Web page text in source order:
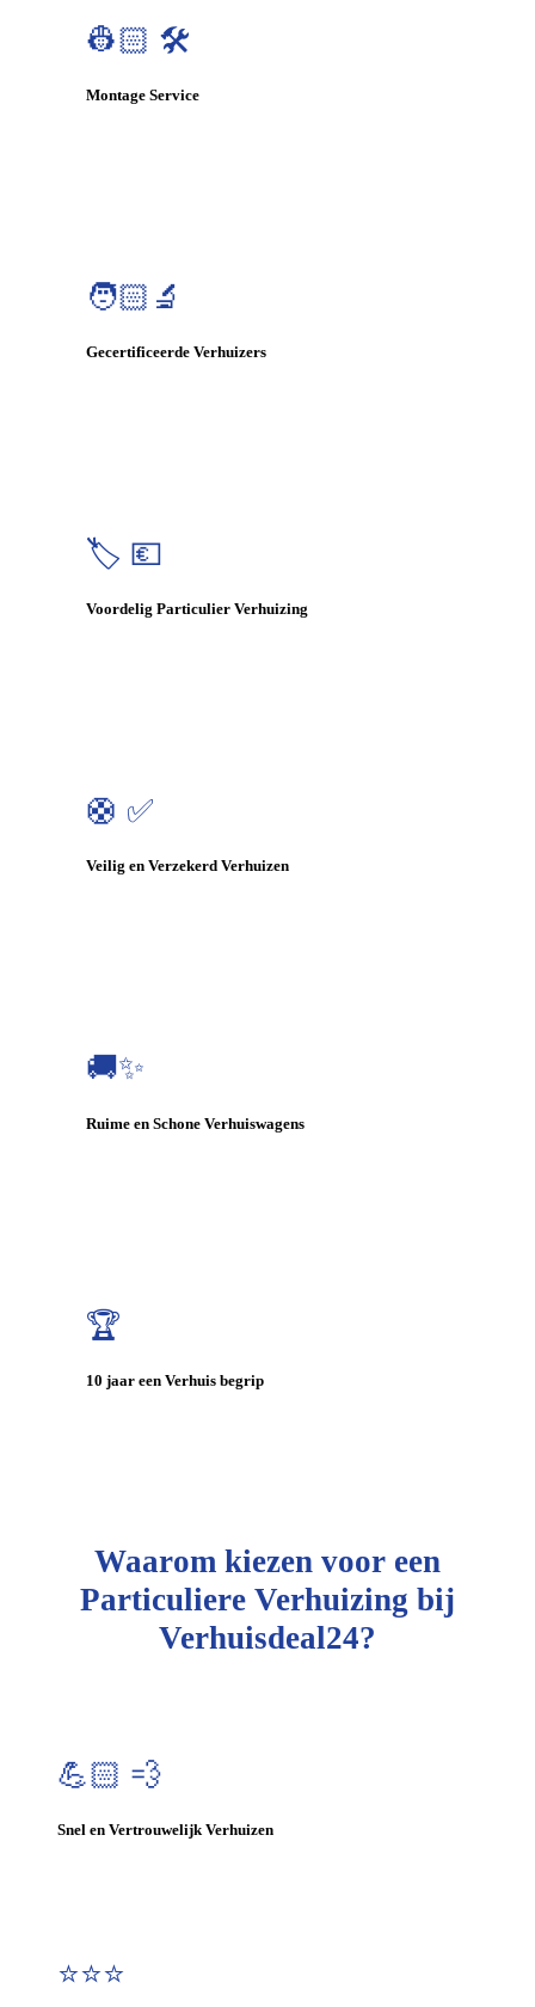
👷🏻 🛠️
Montage Service
🧑🏻‍🔬
Gecertificeerde Verhuizers
🏷️ 💶
Voordelig Particulier Verhuizing
🛟 ✅
Veilig en Verzekerd Verhuizen
🚚✨
Ruime en Schone Verhuiswagens
🏆
10 jaar een Verhuis begrip
Waarom kiezen voor een
Particuliere Verhuizing bij
Verhuisdeal24?
💪🏻 💨
Snel en Vertrouwelijk Verhuizen
⭐⭐⭐